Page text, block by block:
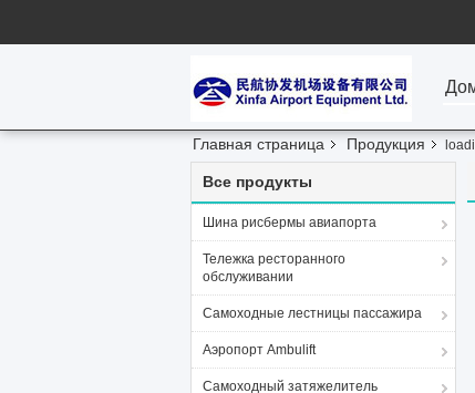
Главная страница Продукция
Все продукты
Шина рисбермы авиапорта
Тележка ресторанного
обслуживании
Самоходные лестницы пассажира
Аэропорт Ambulift
Самоходный затяжелитель